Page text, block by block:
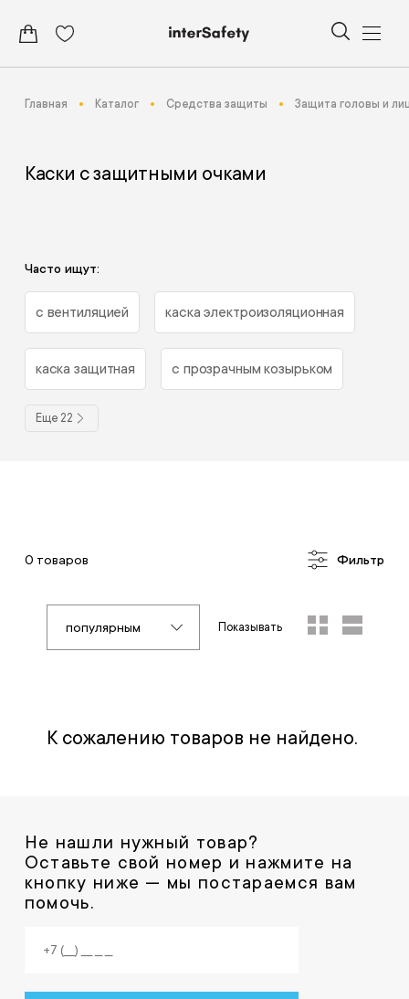
Главная Каталог Средства защиты Защита головы и
Каски с защитными очками
Часто ищут:
с вентиляцией каска электроизоляционная
каска защитная с прозрачным козырьком
Еще 22
0 товаров Фильтр
популярным Показывать
К сожалению товаров не найдено.
Не нашли нужный товар?
Оставьте свой номер и нажмите на
кнопку ниже — мы постараемся вам
помочь.